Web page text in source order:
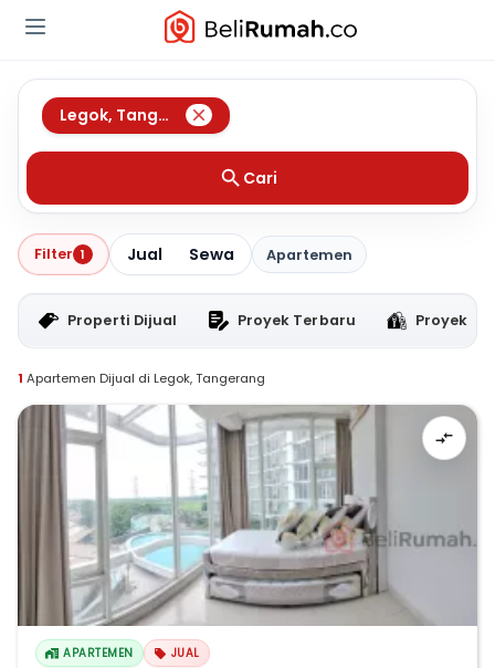
Legok, Tangerang
Cari
Filter 1 Jual Sewa Apartemen
Properti Dijual Proyek Terbaru Proyek
1 Apartemen Dijual di Legok, Tangerang
APARTEMEN JUAL